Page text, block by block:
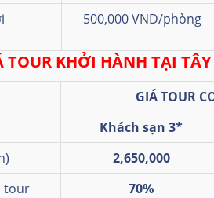
500,000 VND/phòng
TOUR KHỞI HÀNH TẠI
GIÁ TOUR
Khách sạn 3*
2,650,000
tour
70%